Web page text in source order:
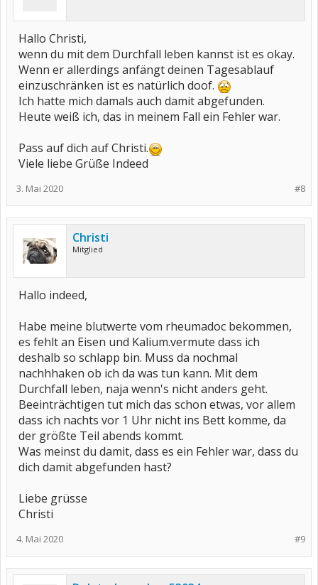
Hallo Christi,
wenn du mit dem Durchfall leben kannst ist es okay.
Wenn er allerdings anfängt deinen Tagesablauf
einzuschränken ist es natürlich doof.
Ich hatte mich damals auch damit abgefunden.
Heute weiß ich, das in meinem Fall ein Fehler war.
Pass auf dich auf Christi.
Viele liebe Grüße Indeed
#8
3. Mai 2020
Christi
Mitglied
Hallo indeed,
Habe meine blutwerte vom rheumadoc bekommen,
es fehlt an Eisen und Kalium.vermute dass ich
deshalb so schlapp bin. Muss da nochmal
nachhhaken ob ich da was tun kann. Mit dem
Durchfall leben, naja wenn's nicht anders geht.
Beeinträchtigen tut mich das schon etwas, vor allem
dass ich nachts vor 1 Uhr nicht ins Bett komme, da
der größte Teil abends kommt.
Was meinst du damit, dass es ein Fehler war, dass du
dich damit abgefunden hast?
Liebe grüsse
Christi
#9
4. Mai 2020